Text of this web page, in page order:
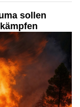
sollen